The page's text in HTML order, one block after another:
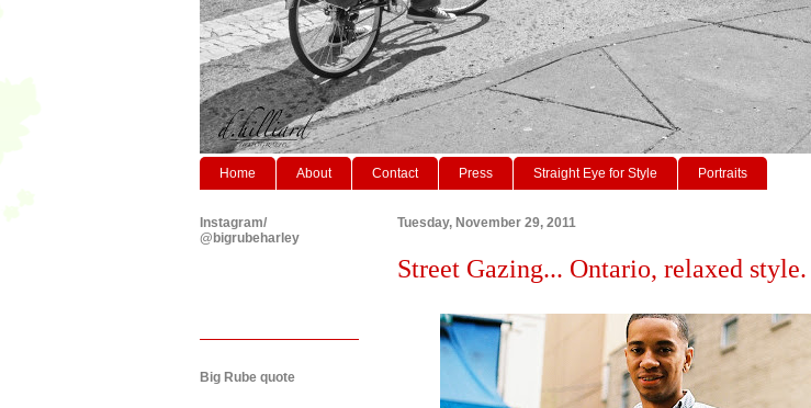
Home About Contact Press Straight Eye for Style Portraits
Tuesday, November 29, 2011
Street Gazing... Ontario, relaxed style.
Instagram/
@bigrubeharley
Big Rube quote